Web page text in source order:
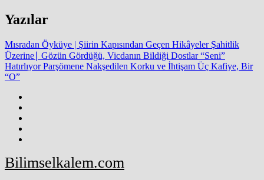
Skip
to
Yazılar
Mısradan Öyküye | Şiirin Kapısından Geçen Hikâyeler Şahitlik
Üzerine∣ Gözün Gördüğü, Vicdanın Bildiği Dostlar “Seni”
Hatırlıyor Parşömene Nakşedilen Korku ve İhtişam Üç Kafiye, Bir
“O”
Bilimselkalem.com